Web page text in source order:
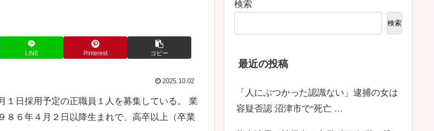
LINE Pinterest コピー
2025.10.02
１日採用予定の正職員１人を募集している。 業
８６年４月２日以降生まれで、高卒以上（卒業
検索
検索
最近の投稿
「人にぶつかった認識ない」逮捕の女は
容疑否認 沼津市で“死亡 …